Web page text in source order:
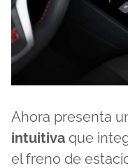
Ahora presenta
intuitiva que
el freno de